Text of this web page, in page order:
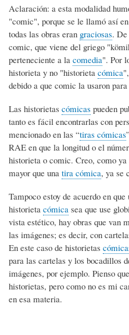
Aclaración: a esta modalidad
"comic", porque se le llamó así
todas las obras eran graciosas.
comic, que viene del griego
perteneciente a la comedia". Por
historieta y no "historieta cómica
debido a que comic la usaron
Las historietas cómicas pueden
tanto es fácil encontrarlas con
mencionado en las “tiras cómicas
RAE en que la longitud o el
historieta o comic. Creo, como ya
mayor que una tira cómica, ya se
Tampoco estoy de acuerdo en
historieta cómica sea que use
vista estético, hay obras que van
las imágenes; es decir, con
En este caso de historietas
para las cartelas y los bocadillos
imágenes, por ejemplo. Pienso
historietas, pero como no es mi
en esa materia.